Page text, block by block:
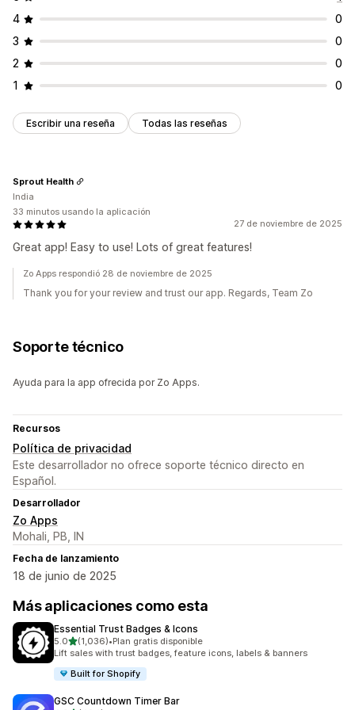
4
0
3
0
2
0
1
0
Escribir una reseña Todas las reseñas
27 de noviembre de 2025
Great app! Easy to use! Lots of great features!
Sprout Health
India
33 minutos usando la aplicación
Zo Apps respondió 28 de noviembre de 2025
Thank you for your review and trust our app. Regards, Team Zo
Soporte técnico
Ayuda para la app ofrecida por Zo Apps.
Recursos
Política de privacidad
Este desarrollador no ofrece soporte técnico directo en
Español.
Desarrollador
Zo Apps
Mohali, PB, IN
Fecha de lanzamiento
18 de junio de 2025
Más aplicaciones como esta
Essential Trust Badges & Icons
5.0de 5 estrellas
(1,036)
1036 reseñas en total
•Plan gratis disponible
Lift sales with trust badges, feature icons, labels & banners
Built for Shopify
GSC Countdown Timer Bar